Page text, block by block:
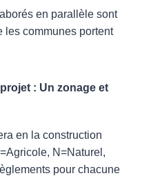
en parallèle sont
les communes portent
: Un zonage et
en la construction
N=Naturel,
pour chacune